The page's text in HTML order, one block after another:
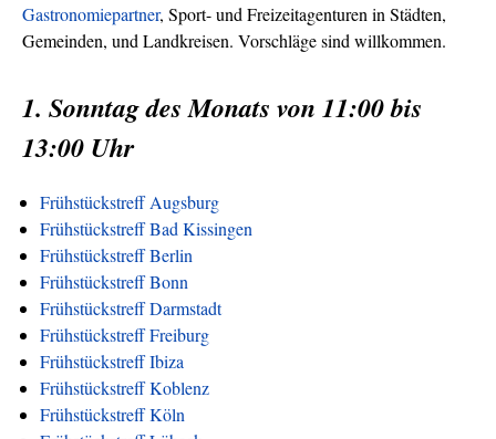
Gastronomiepartner, Sport- und Freizeitagenturen in Städten,
Gemeinden, und Landkreisen. Vorschläge sind willkommen.
1. Sonntag des Monats von 11:00 bis
13:00 Uhr
Frühstückstreff Augsburg
Frühstückstreff Bad Kissingen
Frühstückstreff Berlin
Frühstückstreff Bonn
Frühstückstreff Darmstadt
Frühstückstreff Freiburg
Frühstückstreff Ibiza
Frühstückstreff Koblenz
Frühstückstreff Köln